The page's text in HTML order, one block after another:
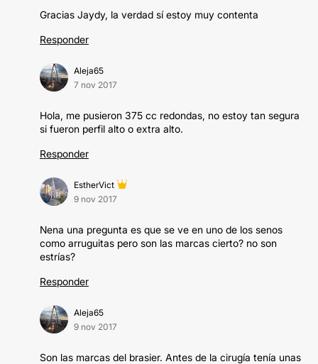
Gracias Jaydy, la verdad sí estoy muy contenta
Responder
Aleja65
7 nov 2017
Hola, me pusieron 375 cc redondas, no estoy tan segura
si fueron perfil alto o extra alto.
Responder
EstherVict
9 nov 2017
Nena una pregunta es que se ve en uno de los senos
como arruguitas pero son las marcas cierto? no son
estrías?
Responder
Aleja65
9 nov 2017
Son las marcas del brasier. Antes de la cirugía tenía unas